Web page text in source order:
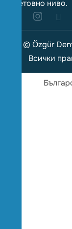
световно ниво.
© Özgür
Всички